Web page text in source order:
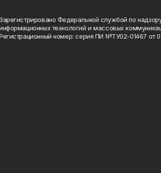
Зарегистрировано Федеральной службой по
технологий и массовых
номер: серия ПИ №ТУ02-01467 от